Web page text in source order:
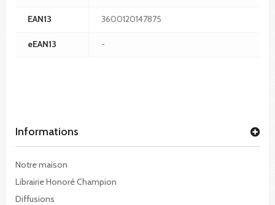
EAN13 3600120147875
eEAN13 -
Informations
Notre maison
Librairie Honoré Champion
Diffusions